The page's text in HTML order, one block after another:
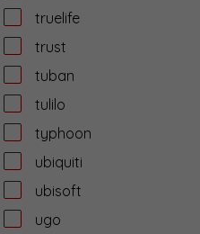
truelife
trust
tuban
tulilo
typhoon
ubiquiti
ubisoft
ugo